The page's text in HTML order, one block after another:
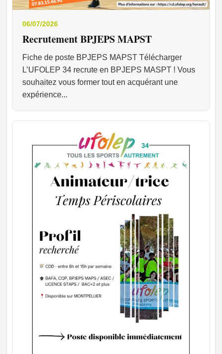
06/07/2026
Recrutement BPJEPS MAPST
Fiche de poste BPJEPS MAPST Télécharger
L’UFOLEP 34 recrute en BPJEPS MASPT ! Vous
souhaitez vous former tout en acquérant une
expérience...